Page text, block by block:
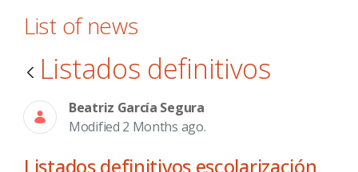
List of news
Listados definitivos
Beatriz García Segura
Modified 2 Months ago.
Listados definitivos escolarización